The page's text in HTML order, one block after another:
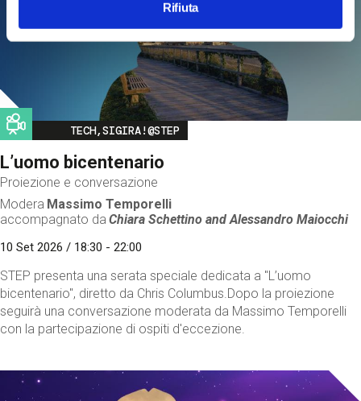
Rifiuta
Image
TECH,SIGIRA!@STEP
L’uomo bicentenario
Proiezione e conversazione
Modera Massimo Temporelli
accompagnato da Chiara Schettino andAlessandro Maiocchi
10 Set 2026 / 18:30 - 22:00
STEP presenta una serata speciale dedicata a "L’uomo
bicentenario", diretto da Chris Columbus.Dopo la proiezione
seguirà una conversazione moderata da Massimo Temporelli
con la partecipazione di ospiti d'eccezione.